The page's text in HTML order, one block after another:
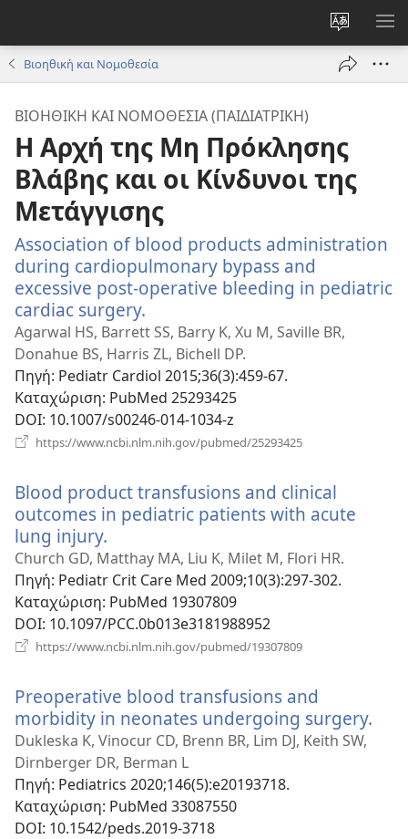
Αλλαγή
γλώσσας
Βιοηθική και Νομοθεσία
ΒΙΟΗΘΙΚΉ ΚΑΙ ΝΟΜΟΘΕΣΊΑ (ΠΑΙΔΙΑΤΡΙΚΉ)
Η Αρχή της Μη Πρόκλησης
Βλάβης και οι Κίνδυνοι της
Μετάγγισης
Association of blood products administration
during cardiopulmonary bypass and
excessive post-operative bleeding in pediatric
cardiac surgery.
νέο
παράθυρο)
Agarwal HS, Barrett SS, Barry K, Xu M, Saville BR,
Donahue BS, Harris ZL, Bichell DP.
Πηγή‎: Pediatr Cardiol 2015;36(3):459-67.
Καταχώριση‎: PubMed 25293425
DOI‎: 10.1007/s00246-014-1034-z
https://www.ncbi.nlm.nih.gov/pubmed/25293425
Blood product transfusions and clinical
outcomes in pediatric patients with acute
lung injury.
νέο
παράθυρο)
Church GD, Matthay MA, Liu K, Milet M, Flori HR.
Πηγή‎: Pediatr Crit Care Med 2009;10(3):297-302.
Καταχώριση‎: PubMed 19307809
DOI‎: 10.1097/PCC.0b013e3181988952
https://www.ncbi.nlm.nih.gov/pubmed/19307809
Preoperative blood transfusions and
morbidity in neonates undergoing surgery.
Dukleska K, Vinocur CD, Brenn BR, Lim DJ, Keith SW,
Dirnberger DR, Berman L
Πηγή‎: Pediatrics 2020;146(5):e20193718.
Καταχώριση‎: PubMed 33087550
DOI‎: 10.1542/peds.2019-3718